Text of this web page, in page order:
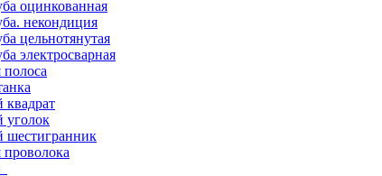
оцинкованная
некондиция
цельнотянутая
электросварная
полоса
квадрат
уголок
шестигранник
проволока